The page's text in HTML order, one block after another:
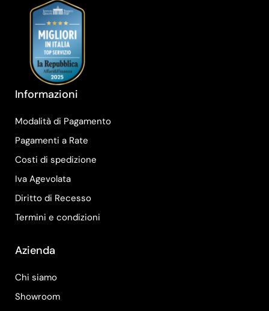
Informazioni
Modalità di Pagamento
Pagamenti a Rate
Costi di spedizione
Iva Agevolata
Diritto di Recesso
Termini e condizioni
Azienda
Chi siamo
Showroom